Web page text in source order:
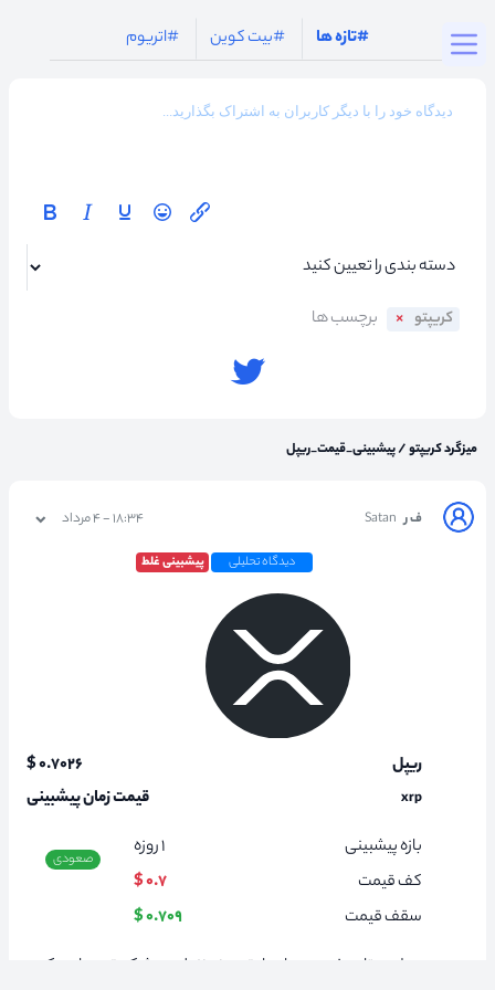
#تازه ها #بیت کوین #اتریوم
کریپتو
میزگرد کریپتو/پیشبینی_قیمت_ریپل
ف ر Satan ۱۸:۳۴ - ۴ مرداد
دیدگاه تحلیلی پیشبینی غلط
ریپل
xrp
۰.۷۰۲۶ $
قیمت زمان پیشبینی
بازه پیشبینی
کف قیمت
سقف قیمت
۱روزه
۰.۷ $
۰.۷۰۹ $
صعودی
ریپل در تایم فریم چهارساعته روند نزولی رو شکسته و وارد یک